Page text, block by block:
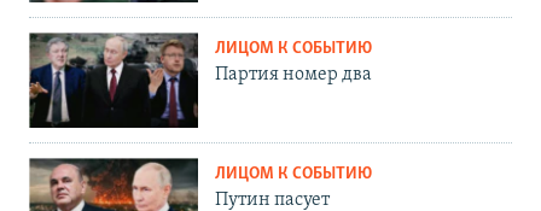
ЛИЦОМ К СОБЫТИЮ
Партия номер два
ЛИЦОМ К СОБЫТИЮ
Путин пасует